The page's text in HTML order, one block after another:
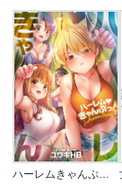
ハーレムきゃんぷっ！【フルカラー】